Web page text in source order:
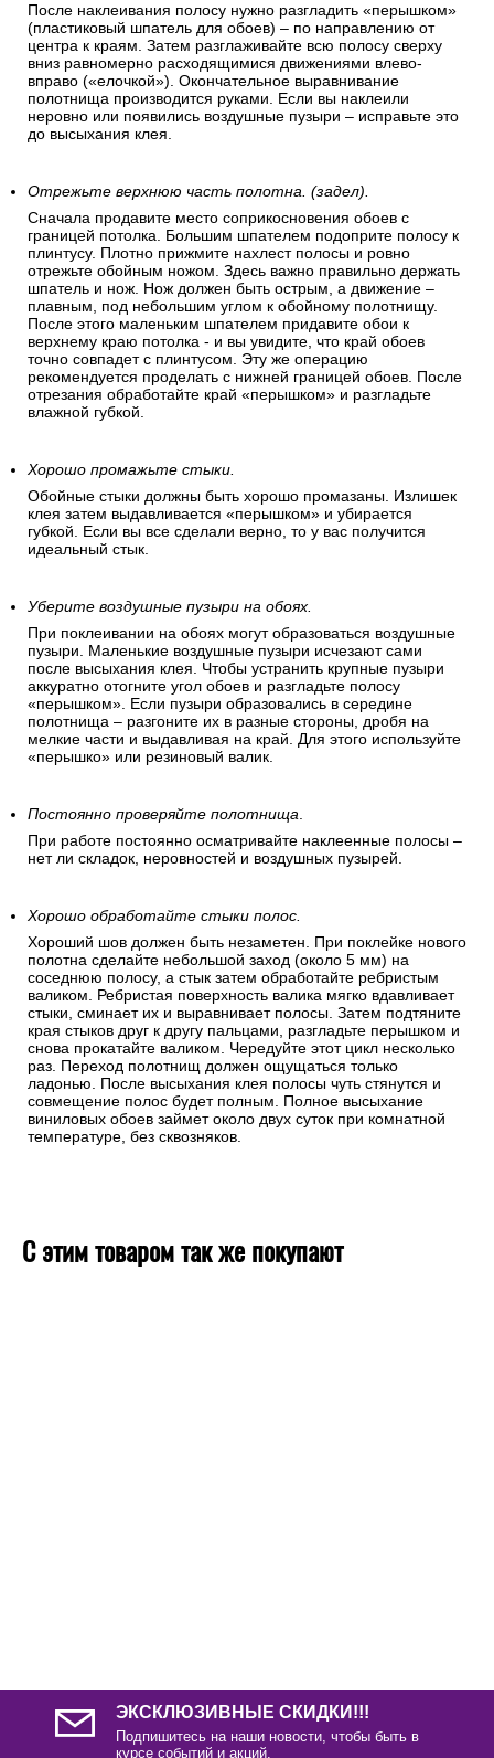
После наклеивания полосу нужно разгладить «перышком»
(пластиковый шпатель для обоев) – по направлению от
центра к краям. Затем разглаживайте всю полосу сверху
вниз равномерно расходящимися движениями влево-
вправо («елочкой»). Окончательное выравнивание
полотнища производится руками. Если вы наклеили
неровно или появились воздушные пузыри – исправьте это
до высыхания клея.
Отрежьте верхнюю часть полотна. (задел).
Сначала продавите место соприкосновения обоев с
границей потолка. Большим шпателем подоприте полосу к
плинтусу. Плотно прижмите нахлест полосы и ровно
отрежьте обойным ножом. Здесь важно правильно держать
шпатель и нож. Нож должен быть острым, а движение –
плавным, под небольшим углом к обойному полотнищу.
После этого маленьким шпателем придавите обои к
верхнему краю потолка - и вы увидите, что край обоев
точно совпадет с плинтусом. Эту же операцию
рекомендуется проделать с нижней границей обоев. После
отрезания обработайте край «перышком» и разгладьте
влажной губкой.
Хорошо промажьте стыки.
Обойные стыки должны быть хорошо промазаны. Излишек
клея затем выдавливается «перышком» и убирается
губкой. Если вы все сделали верно, то у вас получится
идеальный стык.
Уберите воздушные пузыри на обоях.
При поклеивании на обоях могут образоваться воздушные
пузыри. Маленькие воздушные пузыри исчезают сами
после высыхания клея. Чтобы устранить крупные пузыри
аккуратно отогните угол обоев и разгладьте полосу
«перышком». Если пузыри образовались в середине
полотнища – разгоните их в разные стороны, дробя на
мелкие части и выдавливая на край. Для этого используйте
«перышко» или резиновый валик.
Постоянно проверяйте полотнища.
При работе постоянно осматривайте наклеенные полосы –
нет ли складок, неровностей и воздушных пузырей.
Хорошо обработайте стыки полос.
Хороший шов должен быть незаметен. При поклейке нового
полотна сделайте небольшой заход (около 5 мм) на
соседнюю полосу, а стык затем обработайте ребристым
валиком. Ребристая поверхность валика мягко вдавливает
стыки, сминает их и выравнивает полосы. Затем подтяните
края стыков друг к другу пальцами, разгладьте перышком и
снова прокатайте валиком. Чередуйте этот цикл несколько
раз. Переход полотнищ должен ощущаться только
ладонью. После высыхания клея полосы чуть стянутся и
совмещение полос будет полным. Полное высыхание
виниловых обоев займет около двух суток при комнатной
температуре, без сквозняков.
С этим товаром так же покупают
ЭКСКЛЮЗИВНЫЕ СКИДКИ!!!
Подпишитесь на наши новости, чтобы быть в
курсе событий и акций.